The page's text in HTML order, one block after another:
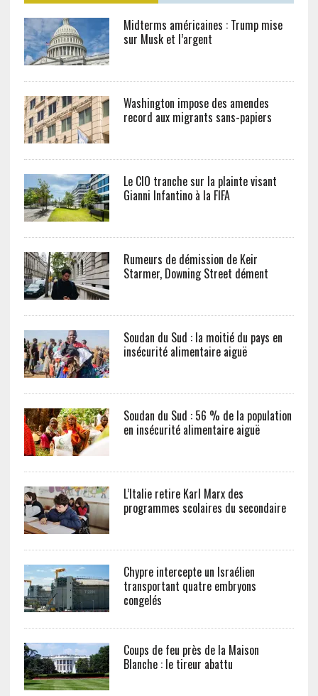
Midterms américaines : Trump mise
sur Musk et l’argent
Washington impose des amendes
record aux migrants sans-papiers
Le CIO tranche sur la plainte visant
Gianni Infantino à la FIFA
Rumeurs de démission de Keir
Starmer, Downing Street dément
Soudan du Sud : la moitié du pays en
insécurité alimentaire aiguë
Soudan du Sud : 56 % de la population
en insécurité alimentaire aiguë
L’Italie retire Karl Marx des
programmes scolaires du secondaire
Chypre intercepte un Israélien
transportant quatre embryons
congelés
Coups de feu près de la Maison
Blanche : le tireur abattu